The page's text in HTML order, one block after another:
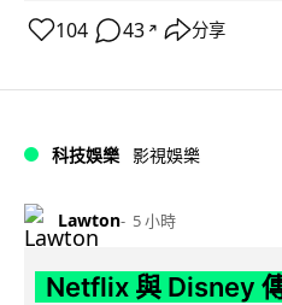
104 43 ↗ 分享
科技娛樂 影視娛樂
Lawton 5 小時
Netflix 與 Disney